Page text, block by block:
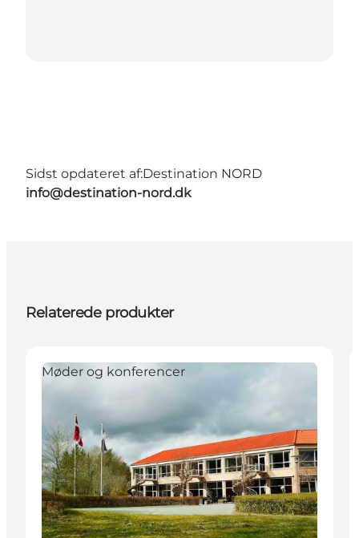
Sidst opdateret af:Destination NORD
info@destination-nord.dk
Relaterede produkter
Møder og konferencer